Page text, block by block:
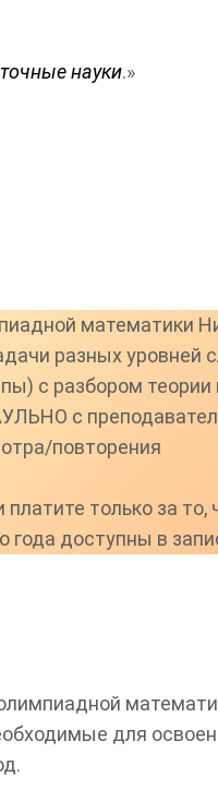
науки.»
математики
разных уровней
с разбором
с
повторения
только за то,
года доступны в
для